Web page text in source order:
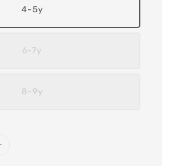
4-5y
6-7y
8-9y